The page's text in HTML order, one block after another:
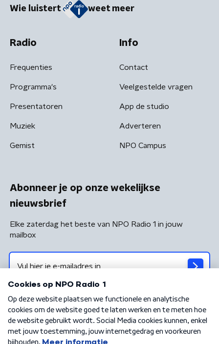
Wie luistert weet meer
Radio
Frequenties
Programma's
Presentatoren
Muziek
Gemist
Info
Contact
Veelgestelde vragen
App de studio
Adverteren
NPO Campus
Abonneer je op onze wekelijkse
nieuwsbrief
Elke zaterdag het beste van NPO Radio 1 in jouw
mailbox
Algemene voorwaarden